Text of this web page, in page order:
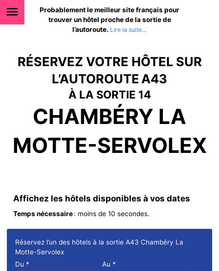
Probablement le meilleur site français pour
trouver un hôtel proche de la sortie de
l’autoroute.
RÉSERVEZ VOTRE HÔTEL SUR
L’AUTOROUTE A43
À LA SORTIE 14
CHAMBÉRY LA
MOTTE-SERVOLEX
Affichez les hôtels disponibles à vos dates
Temps nécessaire: moins de 10 secondes.
Réservez l’un des hôtels à la sortie A43 Chambéry La
Motte-Servolex
Du * Au *